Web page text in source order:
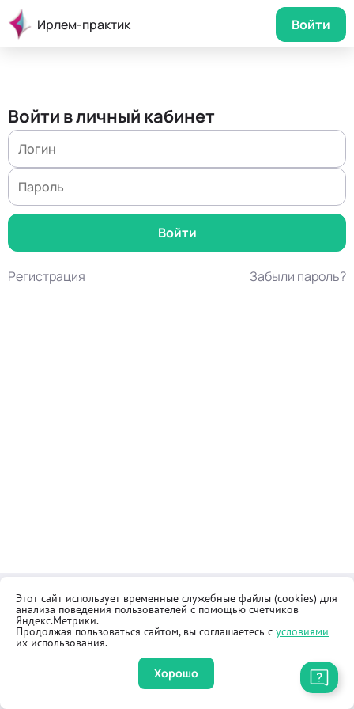
Ирлем-практик Войти
Войти в личный кабинет
Регистрация Забыли пароль?
Контакты
Как купить
Общественная приёмная
Реквизиты
Оферта
Правила продажи товаров
Этот сайт использует временные служебные файлы (cookies) для
анализа поведения пользователей с помощью счетчиков
Яндекс.Метрики.
Продолжая пользоваться сайтом, вы соглашаетесь с условиями
их использования.
Хорошо